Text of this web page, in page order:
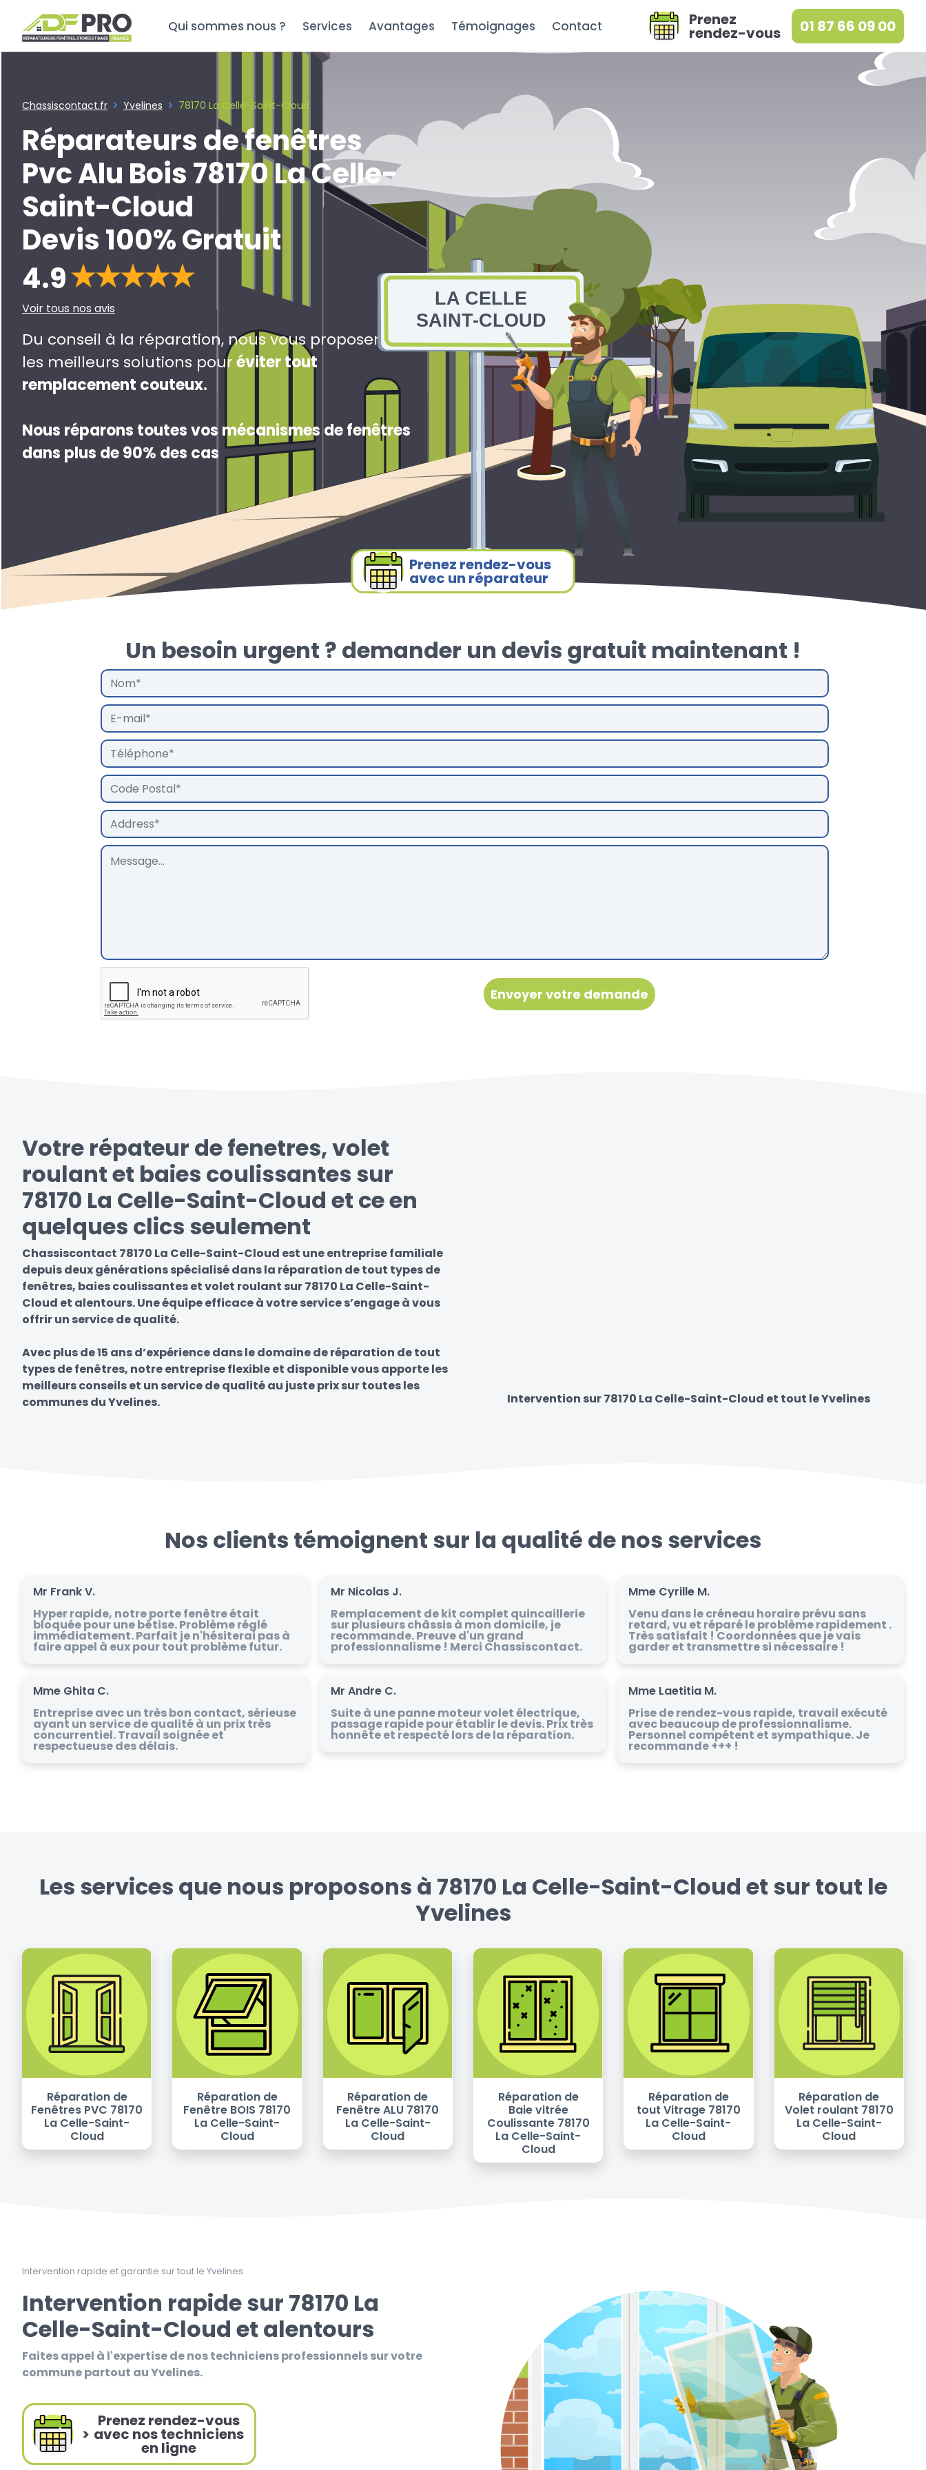
Qui sommes nous ? Services Avantages Témoignages Contact Prenez
rendez-vous 01 87 66 09 00
Chassiscontact.fr Yvelines 78170 La Celle-Saint-Cloud
Réparateurs de fenêtres
Pvc Alu Bois 78170 La Celle-
Saint-Cloud
Devis 100% Gratuit
4.9
Voir tous nos avis
Du conseil à la réparation, nous vous proposerons
les meilleurs solutions pouréviter tout
remplacement couteux.
Nous réparons toutes vos mécanismes de fenêtres
dans plus de 90% des cas
LA CELLE
SAINT-CLOUD
Prenez rendez-vous
avec un réparateur
Un besoin urgent ? demander un devis gratuit maintenant !
Votre répateur de fenetres, volet
roulant et baies coulissantes sur
78170 La Celle-Saint-Cloud et ce en
quelques clics seulement
Chassiscontact 78170 La Celle-Saint-Cloud est une entreprise familiale
depuis deux générations spécialisé dans la réparation de tout types de
fenêtres, baies coulissantes et volet roulant sur 78170 La Celle-Saint-
Cloud et alentours. Une équipe efficace à votre service s’engage à vous
offrir un service de qualité.
Avec plus de 15 ans d’expérience dans le domaine de réparation de tout
types de fenêtres, notre entreprise flexible et disponible vous apporte les
meilleurs conseils et un service de qualité au juste prix sur toutes les
communes du Yvelines.
Intervention sur 78170 La Celle-Saint-Cloud et tout le Yvelines
Nos clients témoignent sur la qualité de nos services
Mr Frank V.
Hyper rapide, notre porte fenêtre était
bloquée pour une bêtise. Problème réglé
immédiatement. Parfait je n'hésiterai pas à
faire appel à eux pour tout problème futur.
Mr Nicolas J.
Remplacement de kit complet quincaillerie
sur plusieurs châssis à mon domicile, je
recommande. Preuve d'un grand
professionnalisme ! Merci Chassiscontact.
Mme Cyrille M.
Venu dans le créneau horaire prévu sans
retard, vu et réparé le problème rapidement .
Très satisfait ! Coordonnées que je vais
garder et transmettre si nécessaire !
Mme Ghita C.
Entreprise avec un très bon contact, sérieuse
ayant un service de qualité à un prix très
concurrentiel. Travail soignée et
respectueuse des délais.
Mr Andre C.
Suite à une panne moteur volet électrique,
passage rapide pour établir le devis. Prix très
honnête et respecté lors de la réparation.
Mme Laetitia M.
Prise de rendez-vous rapide, travail exécuté
avec beaucoup de professionnalisme.
Personnel compétent et sympathique. Je
recommande +++ !
Les services que nous proposons à 78170 La Celle-Saint-Cloud et sur tout le
Yvelines
Réparation de
Fenêtres PVC 78170
La Celle-Saint-
Cloud
Réparation de
Fenêtre BOIS 78170
La Celle-Saint-
Cloud
Réparation de
Fenêtre ALU 78170
La Celle-Saint-
Cloud
Réparation de
Baie vitrée
Coulissante 78170
La Celle-Saint-
Cloud
Réparation de
tout Vitrage 78170
La Celle-Saint-
Cloud
Réparation de
Volet roulant 78170
La Celle-Saint-
Cloud
Intervention rapide et garantie sur tout le Yvelines
Intervention rapide sur 78170 La
Celle-Saint-Cloud et alentours
Faites appel à l'expertise de nos techniciens professionnels sur votre
commune partout au Yvelines.
>
Prenez rendez-vous
avec nos techniciens
en ligne